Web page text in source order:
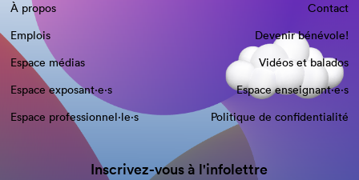
À propos
Contact
Emplois
Devenir bénévole!
Espace médias
Vidéos et balados
Espace exposant·e⋅s
Espace enseignant·e⋅s
Espace professionnel·le⋅s
Politique de confidentialité
Inscrivez-vous à l'infolettre